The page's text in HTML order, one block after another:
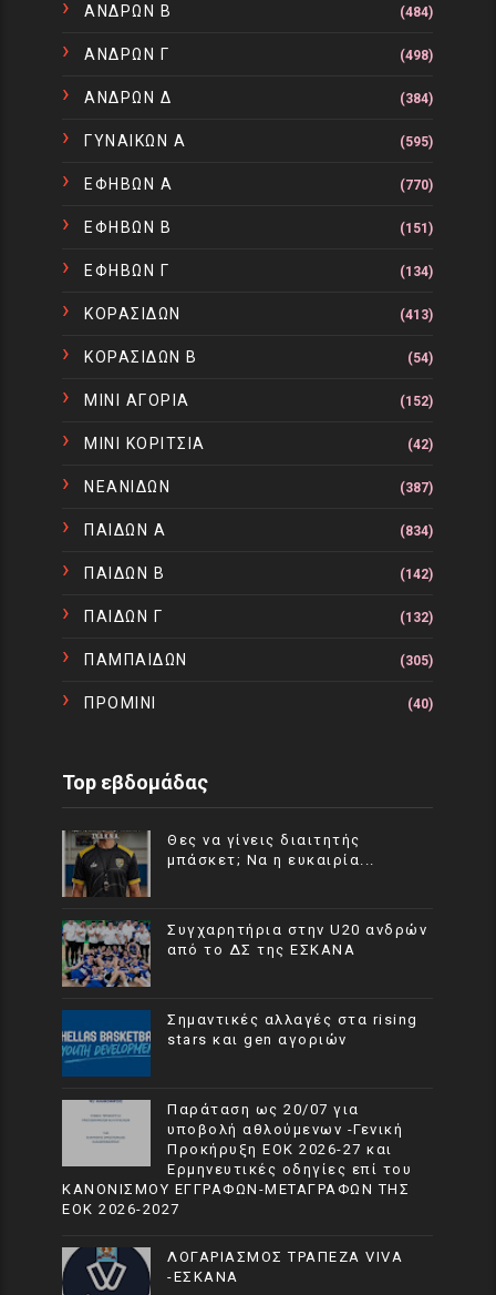
ΑΝΔΡΩΝ Β (484)
ΑΝΔΡΩΝ Γ (498)
ΑΝΔΡΩΝ Δ (384)
ΓΥΝΑΙΚΩΝ Α (595)
ΕΦΗΒΩΝ Α (770)
ΕΦΗΒΩΝ Β (151)
ΕΦΗΒΩΝ Γ (134)
ΚΟΡΑΣΙΔΩΝ (413)
ΚΟΡΑΣΙΔΩΝ Β (54)
ΜΙΝΙ ΑΓΟΡΙΑ (152)
ΜΙΝΙ ΚΟΡΙΤΣΙΑ (42)
ΝΕΑΝΙΔΩΝ (387)
ΠΑΙΔΩΝ Α (834)
ΠΑΙΔΩΝ Β (142)
ΠΑΙΔΩΝ Γ (132)
ΠΑΜΠΑΙΔΩΝ (305)
ΠΡΟΜΙΝΙ (40)
Top εβδομάδας
Θες να γίνεις διαιτητής
μπάσκετ; Να η ευκαιρία...
Συγχαρητήρια στην U20 ανδρών
από το ΔΣ της ΕΣΚΑΝΑ
Σημαντικές αλλαγές στα rising
stars και gen αγοριών
Παράταση ως 20/07 για
υποβολή αθλούμενων -Γενική
Προκήρυξη ΕΟΚ 2026-27 και
Ερμηνευτικές οδηγίες επί του
ΚΑΝΟΝΙΣΜΟΥ ΕΓΓΡΑΦΩΝ-ΜΕΤΑΓΡΑΦΩΝ ΤΗΣ
ΕΟΚ 2026-2027
ΛΟΓΑΡΙΑΣΜΟΣ ΤΡΑΠΕΖΑ VIVA
-ΕΣΚΑΝΑ